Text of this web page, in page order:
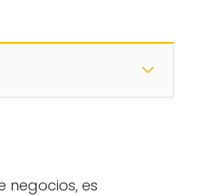
negocios, es